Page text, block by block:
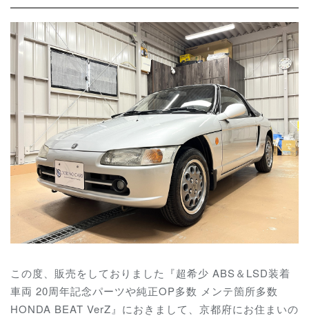
この度、販売をしておりました『超希少 ABS＆LSD装着
車両 20周年記念パーツや純正OP多数 メンテ箇所多数
HONDA BEAT VerZ』におきまして、京都府にお住まいの